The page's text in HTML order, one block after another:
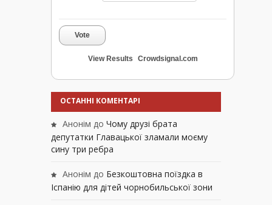
Vote
View Results Crowdsignal.com
ОСТАННІ КОМЕНТАРІ
Анонім до Чому друзі брата
депутатки Главацької зламали моєму
сину три ребра
Анонім до Безкоштовна поїздка в
Іспанію для дітей чорнобильської зони